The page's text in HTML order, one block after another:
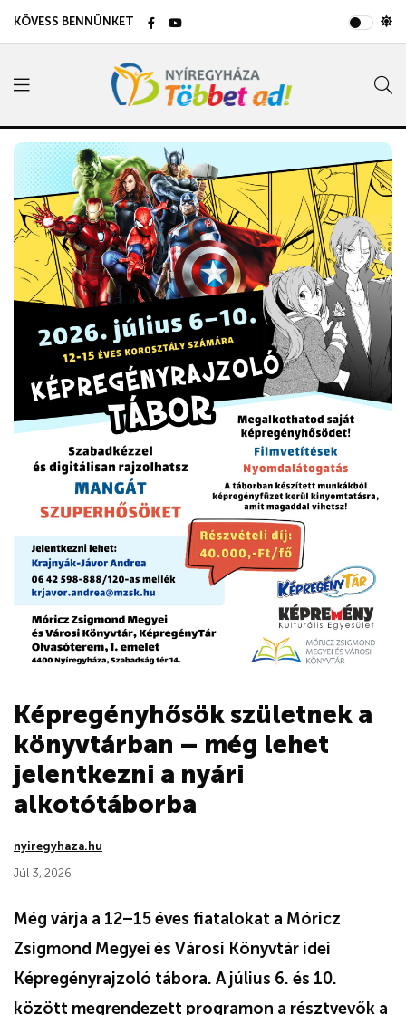
KÖVESS BENNÜNKET
Képregényhősök születnek a
könyvtárban – még lehet
jelentkezni a nyári
alkotótáborba
nyiregyhaza.hu
Júl 3, 2026
Még várja a 12–15 éves fiatalokat a Móricz
Zsigmond Megyei és Városi Könyvtár idei
Képregényrajzoló tábora. A július 6. és 10.
között megrendezett programon a résztvevők a